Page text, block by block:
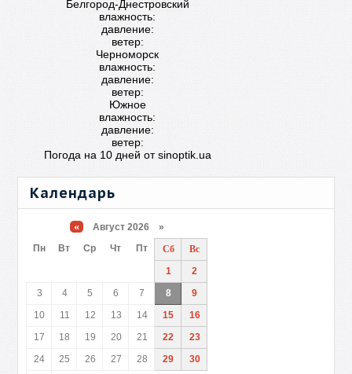
Белгород-Днестровский
влажность:
давление:
ветер:
Черноморск
влажность:
давление:
ветер:
Южное
влажность:
давление:
ветер:
Погода на 10 дней отsinoptik.ua
Календарь
« Август 2026 »
Пн
Вт Ср Чт Пт Сб
Вс
1
2
3
4 5 6 7 8
9
10
11 12 13 14 15
16
17
18 19 20 21 22
23
24
25 26 27 28 29
30